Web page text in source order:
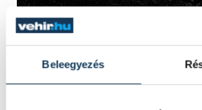
Beleegyezés